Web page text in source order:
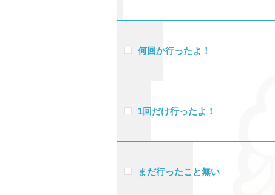
何回か行ったよ！
1回だけ行ったよ！
まだ行ったこと無い